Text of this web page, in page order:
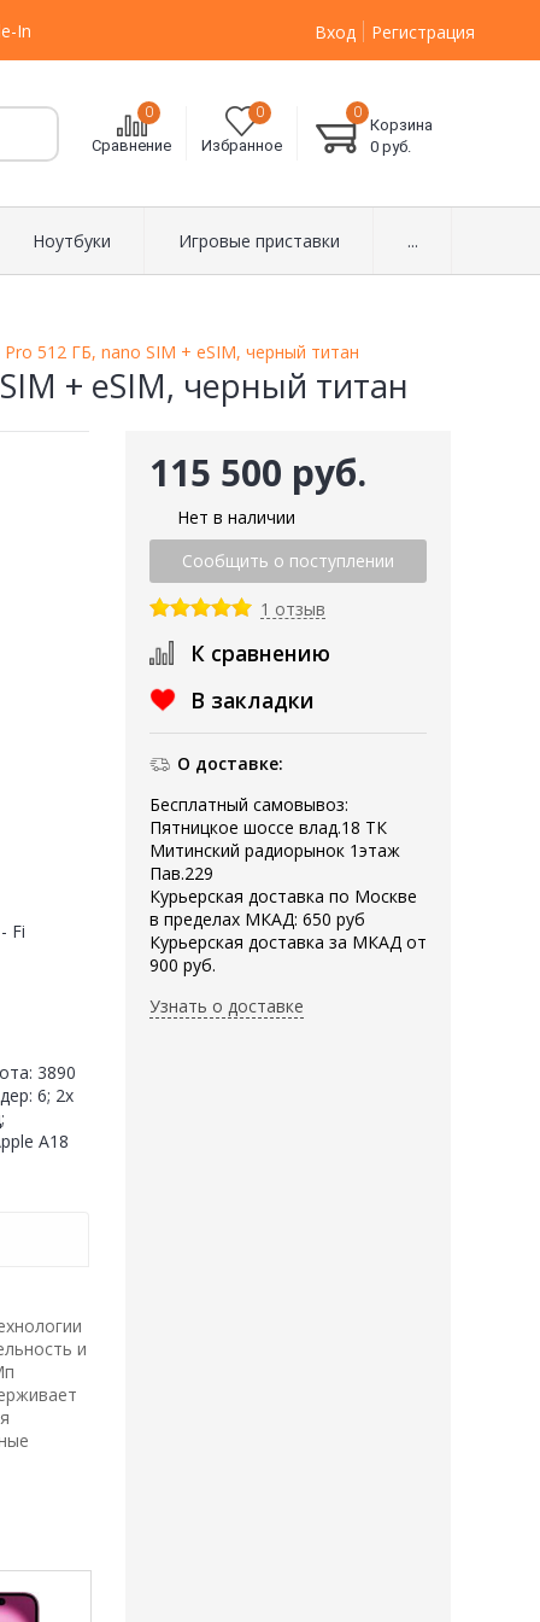
In Вход Регистрация
Сравнение
0
Избранное
0
Корзина
0
0 руб.
Ноутбуки Игровые приставки ...
512 ГБ, nano SIM + eSIM, черный титан
+ eSIM, черный титан
115 500 руб.
Нет в наличии
1 отзыв
К сравнению
В закладки
О доставке:
Бесплатный самовывоз:
Пятницкое шоссе влад.18 ТК
Митинский радиорынок 1этаж
Пав.229
Курьерская доставка по Москве
в пределах МКАД: 650 руб
Курьерская доставка за МКАД от
900 руб.
Узнать о доставке
Fi
3890
6; 2x
A18
и